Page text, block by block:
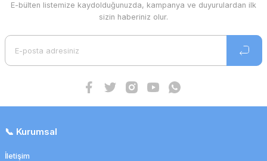
E-bülten listemize kaydolduğunuzda, kampanya ve duyurulardan ilk
sizin haberiniz olur.
📞 Kurumsal
İletişim